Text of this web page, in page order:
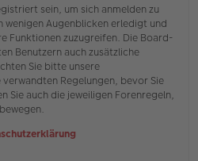
sein, um sich anmelden zu
wenigen Augenblicken erledigt und
Funktionen zuzugreifen. Die Board-
Benutzern auch zusätzliche
Sie bitte unsere
Regelungen, bevor Sie
Sie auch die jeweiligen Forenregeln,